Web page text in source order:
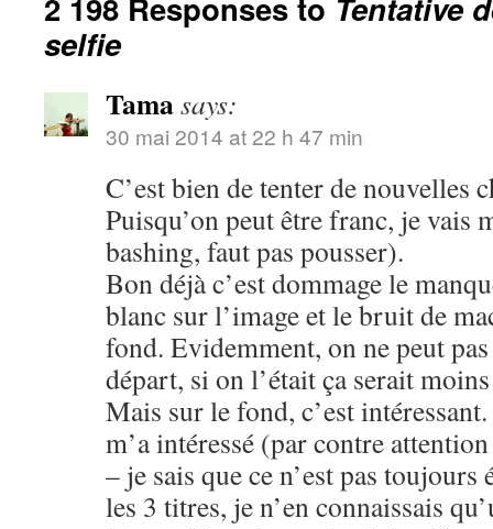
selfie
Tamasays:
30 mai 2014 at 22 h 47 min
C’est bien de tenter de nouvelles
Puisqu’on peut être franc, je vais
bashing, faut pas pousser).
Bon déjà c’est dommage le
blanc sur l’image et le bruit de
fond. Evidemment, on ne peut
départ, si on l’était ça serait
Mais sur le fond, c’est
m’a intéressé (par contre
– je sais que ce n’est pas
les 3 titres, je n’en connaissais